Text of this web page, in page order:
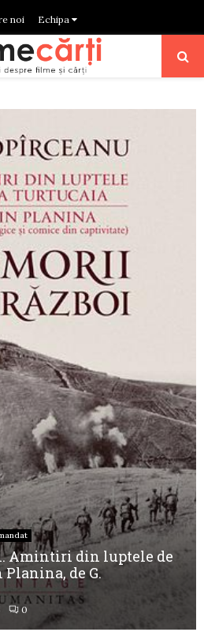
noi Echipa
Amintiri din luptele de
de G.
0